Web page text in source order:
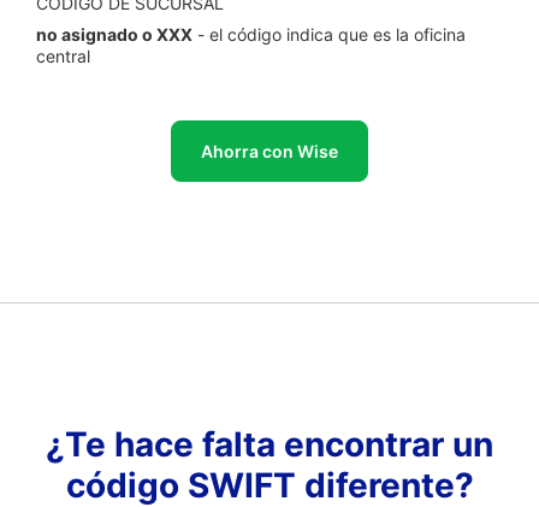
no asignado o XXX - el código indica que es la oficina
central
Ahorra con Wise
¿Te hace falta encontrar un
código SWIFT diferente?